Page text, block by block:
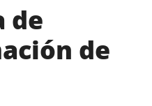
ADICIONAL
Podcasts
Publicaciones
de
de